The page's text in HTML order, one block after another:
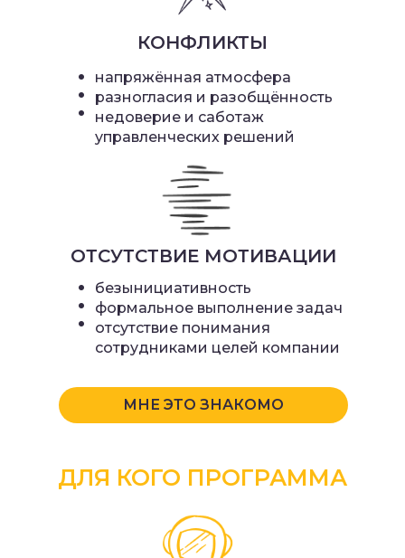
МНЕ ЭТО ЗНАКОМО
•
•
•
•
•
•
напряжённая атмосфера
разногласия и разобщённость
недоверие и саботаж
управленческих решений
безынициативность
формальное выполнение задач
отсутствие понимания
сотрудниками целей компании
КОНФЛИКТЫ
ОТСУТСТВИЕ МОТИВАЦИИ
ДЛЯ КОГО ПРОГРАММА